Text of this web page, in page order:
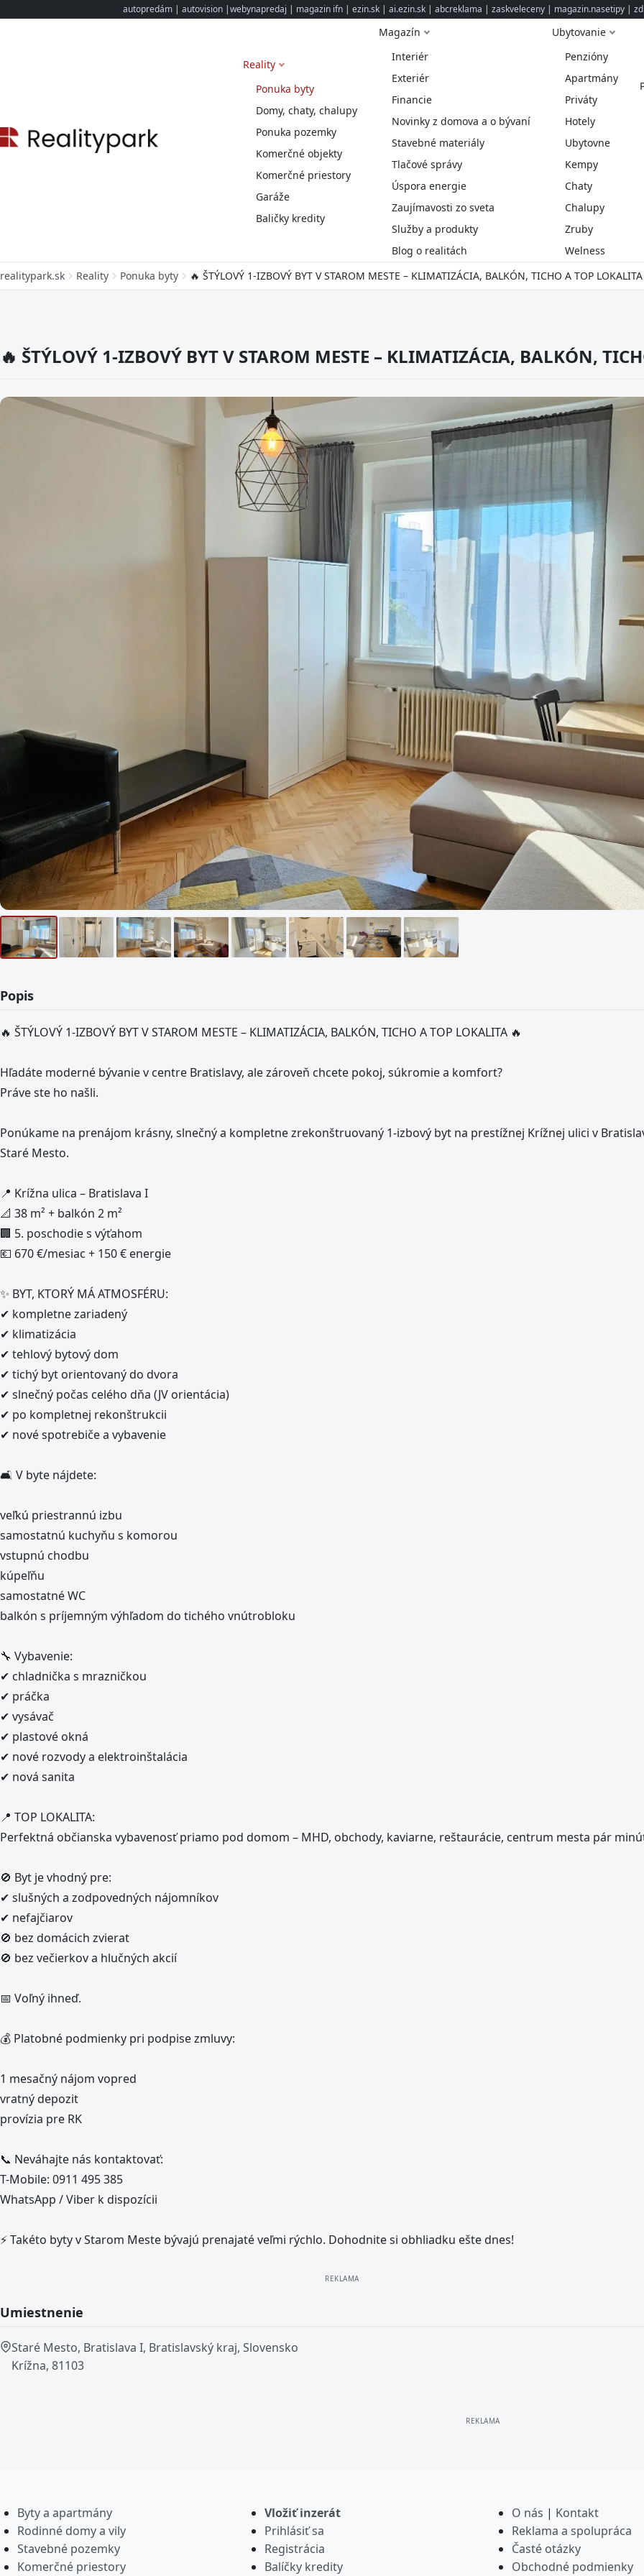
autopredám | autovision |webynapredaj | magazin ifn | ezin.sk | ai.ezin.sk | abcreklama | zaskveleceny | magazin.nasetipy |
Reality
Ponuka byty
Domy, chaty, chalupy
Ponuka pozemky
Komerčné objekty
Komerčné priestory
Garáže
Baličky kredity
Magazín
Interiér
Exteriér
Financie
Novinky z domova a o bývaní
Stavebné materiály
Tlačové správy
Úspora energie
Zaujímavosti zo sveta
Služby a produkty
Blog o realitách
Ubytovanie
Penzióny
Apartmány
Priváty
Hotely
Ubytovne
Kempy
Chaty
Chalupy
Zruby
Welness
realitypark.sk Reality Ponuka byty 🔥 ŠTÝLOVÝ 1-IZBOVÝ BYT V STAROM MESTE – KLIMATIZÁCIA, BALKÓN, TICHO A TOP
🔥 ŠTÝLOVÝ 1-IZBOVÝ BYT V STAROM MESTE – KLIMATIZÁCIA, BALKÓN,
Popis
🔥 ŠTÝLOVÝ 1-IZBOVÝ BYT V STAROM MESTE – KLIMATIZÁCIA, BALKÓN, TICHO A TOP LOKALITA 🔥
Hľadáte moderné bývanie v centre Bratislavy, ale zároveň chcete pokoj, súkromie a komfort?
Práve ste ho našli.
Ponúkame na prenájom krásny, slnečný a kompletne zrekonštruovaný 1-izbový byt na prestížnej Krížnej ulici v
Staré Mesto.
📍 Krížna ulica – Bratislava I
📐 38 m² + balkón 2 m²
🏢 5. poschodie s výťahom
💶 670 €/mesiac + 150 € energie
✨ BYT, KTORÝ MÁ ATMOSFÉRU:
✔ kompletne zariadený
✔ klimatizácia
✔ tehlový bytový dom
✔ tichý byt orientovaný do dvora
✔ slnečný počas celého dňa (JV orientácia)
✔ po kompletnej rekonštrukcii
✔ nové spotrebiče a vybavenie
🛋 V byte nájdete:
veľkú priestrannú izbu
samostatnú kuchyňu s komorou
vstupnú chodbu
kúpeľňu
samostatné WC
balkón s príjemným výhľadom do tichého vnútrobloku
🔧 Vybavenie:
✔ chladnička s mrazničkou
✔ práčka
✔ vysávač
✔ plastové okná
✔ nové rozvody a elektroinštalácia
✔ nová sanita
📍 TOP LOKALITA:
Perfektná občianska vybavenosť priamo pod domom – MHD, obchody, kaviarne, reštaurácie, centrum mesta pár
🚫 Byt je vhodný pre:
✔ slušných a zodpovedných nájomníkov
✔ nefajčiarov
🚫 bez domácich zvierat
🚫 bez večierkov a hlučných akcií
📅 Voľný ihneď.
💰 Platobné podmienky pri podpise zmluvy:
1 mesačný nájom vopred
vratný depozit
provízia pre RK
📞 Neváhajte nás kontaktovať:
T-Mobile: 0911 495 385
WhatsApp / Viber k dispozícii
⚡ Takéto byty v Starom Meste bývajú prenajaté veľmi rýchlo. Dohodnite si obhliadku ešte dnes!
Umiestnenie
Staré Mesto, Bratislava I, Bratislavský kraj, Slovensko
Krížna, 81103
Byty a apartmány
Rodinné domy a vily
Stavebné pozemky
Komerčné priestory
Vložiť inzerát
Prihlásiť sa
Registrácia
Balíčky kredity
O nás | Kontakt
Reklama a spolupráca
Časté otázky
Obchodné podmienky